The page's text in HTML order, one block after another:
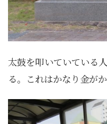
太鼓を叩いていている
る。これはかなり金が